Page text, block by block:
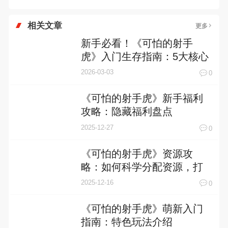
相关文章 更多
新手必看！《可怕的射手
虎》入门生存指南：5大核心
技巧让你从“靶子”变“猎手”
2026-03-03 0
《可怕的射手虎》新手福利
攻略：隐藏福利盘点
2025-12-27 0
《可怕的射手虎》资源攻
略：如何科学分配资源，打
造最强战队
2025-12-16 0
《可怕的射手虎》萌新入门
指南：特色玩法介绍